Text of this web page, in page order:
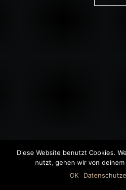
©2018 MWB –
Diese Website benutzt Cookies.
nutzt, gehen wir von deinem
OK